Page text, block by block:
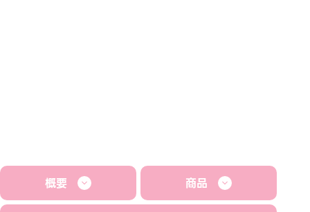
概要 商品